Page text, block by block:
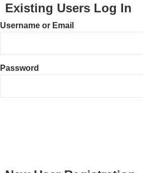
Existing Users Log In
Username or Email
Password